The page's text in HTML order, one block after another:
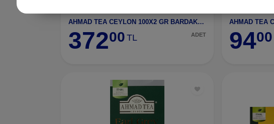
AHMAD TEA CEYLON 100X2 GR BARDAK PŞT ÇY-1222
37200 TL ADET 9400